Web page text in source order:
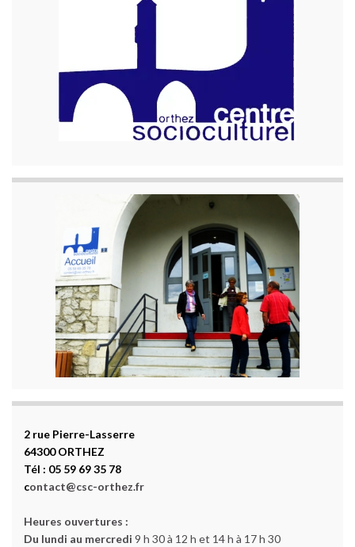
2 rue Pierre-Lasserre
64300 ORTHEZ
Tél : 05 59 69 35 78
contact@csc-orthez.fr
Heures ouvertures :
Du lundi au mercredi 9 h 30 à 12 h et 14 h à 17 h 30